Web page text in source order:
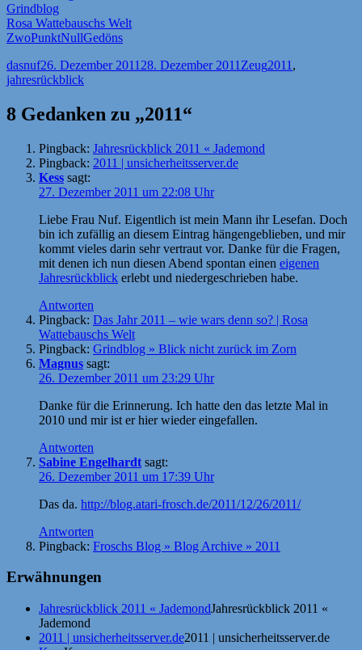
Grindblog
Rosa Wattebauschs Welt
ZwoPunktNullGedöns
Autor
dasnufVeröffentlicht
am
26. Dezember 2011 28. Dezember 2011 Kategorien
ZeugSchlagwörter
2011 ,
jahresrückblick
8 Gedanken zu „2011“
Pingback: Jahresrückblick 2011 « Jademond
Pingback: 2011 | unsicherheitsserver.de
Kess sagt:
27. Dezember 2011 um 22:08 Uhr
Liebe Frau Nuf. Eigentlich ist mein Mann ihr Lesefan. Doch
bin ich zufällig an diesem Eintrag hängengeblieben, und mir
kommt vieles darin sehr vertraut vor. Danke für die Fragen,
mit denen ich nun diesen Abend spontan einen eigenen
Jahresrückblick erlebt und niedergeschrieben habe.
Antworten
Pingback: Das Jahr 2011 – wie wars denn so? | Rosa
Wattebauschs Welt
Pingback: Grindblog » Blick nicht zurück im Zorn
Magnus sagt:
26. Dezember 2011 um 23:29 Uhr
Danke für die Erinnerung. Ich hatte den das letzte Mal in
2010 und mir ist er hier wieder eingefallen.
Antworten
Sabine Engelhardt sagt:
26. Dezember 2011 um 17:39 Uhr
Das da. http://blog.atari-frosch.de/2011/12/26/2011/
Antworten
Pingback: Froschs Blog » Blog Archive » 2011
Erwähnungen
Jahresrückblick 2011 « JademondJahresrückblick 2011 «
Jademond
2011 | unsicherheitsserver.de2011 | unsicherheitsserver.de